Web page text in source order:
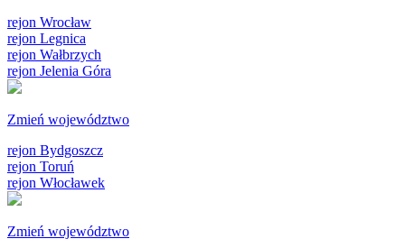
rejon Wrocław
rejon Legnica
rejon Wałbrzych
rejon Jelenia Góra
Zmień województwo
rejon Bydgoszcz
rejon Toruń
rejon Włocławek
Zmień województwo